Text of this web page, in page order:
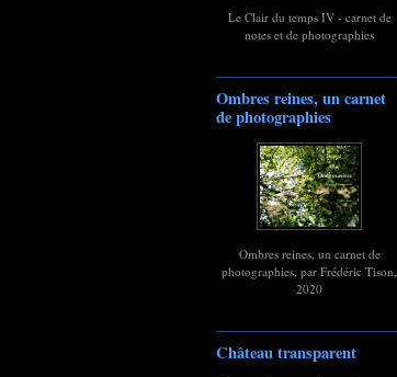
Le Clair du temps IV - carnet de
notes et de photographies
Ombres reines, un carnet
de photographies
Ombres reines, un carnet de
photographies, par Frédéric Tison,
2020
Château transparent